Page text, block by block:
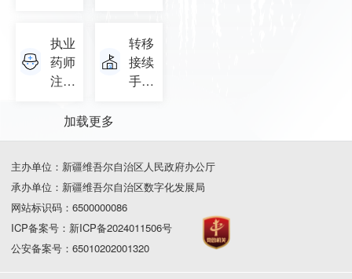
(子)
执业
药师
注册
转移
接续
手续
加载更多
主办单位：新疆维吾尔自治区人民政府办公厅
承办单位：新疆维吾尔自治区数字化发展局
网站标识码：6500000086
ICP备案号：新ICP备2024011506号
公安备案号：65010202001320